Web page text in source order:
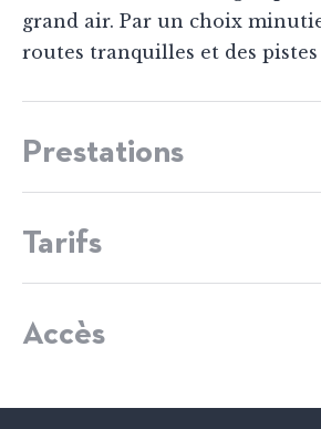
grand air. Par un choix
routes tranquilles et des
Prestations
Cyclotourisme
Tarifs
Accès